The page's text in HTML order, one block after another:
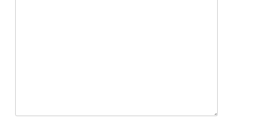
nataliska-natka